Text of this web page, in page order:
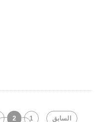
السابق 1
2